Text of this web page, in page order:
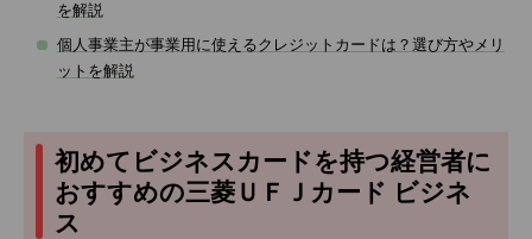
を解説
個人事業主が事業用に使えるクレジットカードは？選び方やメリ
ットを解説
初めてビジネスカードを持つ経営者に
おすすめの三菱ＵＦＪカード ビジネ
ス